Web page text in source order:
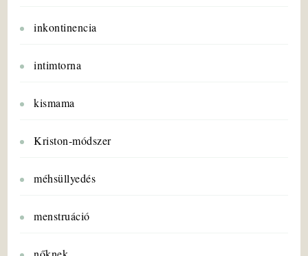
inkontinencia
intimtorna
kismama
Kriston-módszer
méhsüllyedés
menstruáció